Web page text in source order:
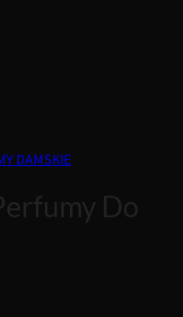
DAMSKIE
Do